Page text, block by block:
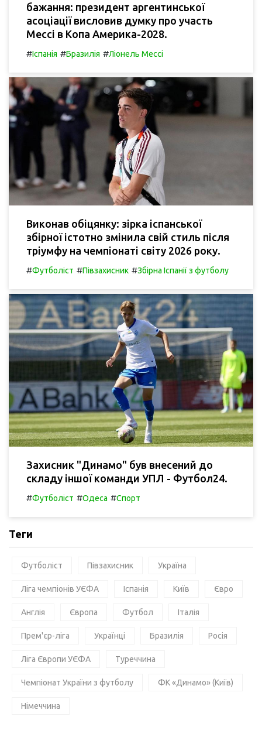
бажання: президент аргентинської
асоціації висловив думку про участь
Мессі в Копа Америка-2028.
#Іспанія #Бразилія #Ліонель Мессі
Виконав обіцянку: зірка іспанської
збірної істотно змінила свій стиль після
тріумфу на чемпіонаті світу 2026 року.
#Футболіст #Півзахисник #Збірна Іспанії з футболу
Захисник "Динамо" був внесений до
складу іншої команди УПЛ - Футбол24.
#Футболіст #Одеса #Спорт
Теги
Футболіст Півзахисник Україна
Ліга чемпіонів УЄФА Іспанія Київ Євро
Англія Європа Футбол Італія
Прем'єр-ліга Українці Бразилія Росія
Ліга Європи УЄФА Туреччина
Чемпіонат України з футболу ФК «Динамо» (Київ)
Німеччина